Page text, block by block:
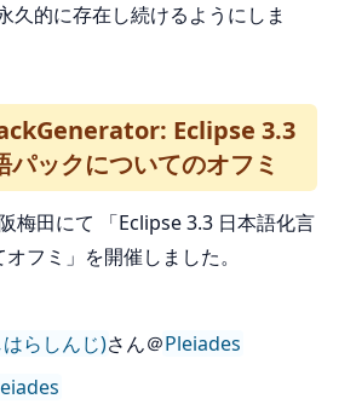
久的に存在し続けるようにしま
Eclipse 3.3
パックについてのオフミ
梅田にて 「Eclipse 3.3 日本語化言
フミ」を開催しました。
らしんじ)さん＠Pleiades